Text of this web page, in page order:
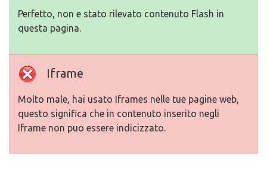
Perfetto, non e stato rilevato contenuto Flash in
questa pagina.
Iframe
Molto male, hai usato Iframes nelle tue pagine web,
questo significa che in contenuto inserito negli
Iframe non puo essere indicizzato.